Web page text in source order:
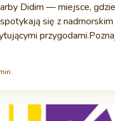
Didim — miejsce, gdzie
się z nadmorskim